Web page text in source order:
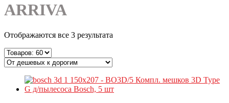
ARRIVA
Отображаются все 3 результата